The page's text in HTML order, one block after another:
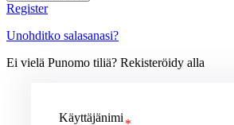
Register
Unohditko salasanasi?
Ei vielä Punomo tiliä? Rekisteröidy alla
Käyttäjänimi